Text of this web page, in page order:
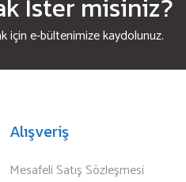
İster misiniz?
için e-bültenimize kaydolunuz.
Alışveriş
Mesafeli Satış Sözleşmesi